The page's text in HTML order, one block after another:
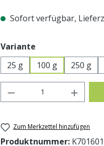
Sofort verfügbar,
Variante
25 g
100 g 250 g
Produkt Anzahl:
Zum Merkzettel hinzufügen
Produktnummer: K701601